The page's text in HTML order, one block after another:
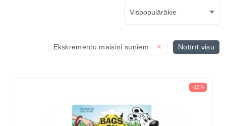
Ekskrementu maisiņi suņiem × Notīrīt visu
-12%